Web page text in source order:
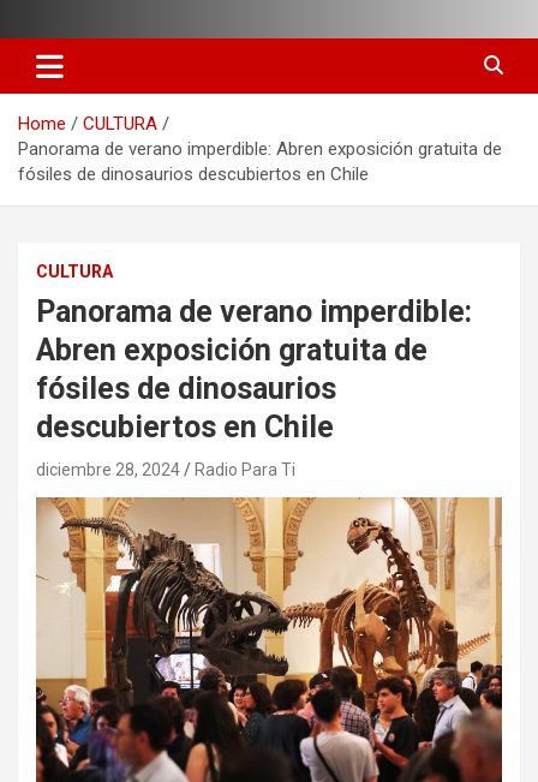
to
content
Home
CULTURA
Panorama de verano imperdible: Abren exposición gratuita de
fósiles de dinosaurios descubiertos en Chile
CULTURA
Panorama de verano imperdible:
Abren exposición gratuita de
fósiles de dinosaurios
descubiertos en Chile
diciembre 28, 2024 Radio Para Ti